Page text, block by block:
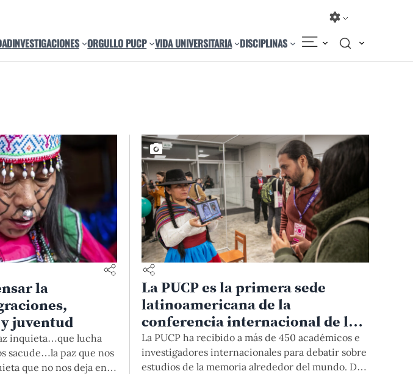
INVESTIGACIONES ORGULLO PUCP VIDA UNIVERSITARIA DISCIPLINAS
la
juventud
inquieta…que lucha
sacude…la paz que nos
que no nos deja en
La PUCP es la primera sede
latinoamericana de la
conferencia internacional de la
Asociación de Estudios de la
Memoria
La PUCP ha recibido a más de 450 académicos e
investigadores internacionales para debatir sobre
estudios de la memoria alrededor del mundo. Del